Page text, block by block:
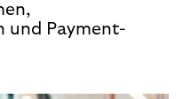
und Payment-